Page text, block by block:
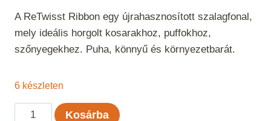
A ReTwisst Ribbon egy újrahasznosított szalagfonal,
mely ideális horgolt kosarakhoz, puffokhoz,
szőnyegekhez. Puha, könnyű és környezetbarát.
6 készleten
ReTwisst
Kosárba